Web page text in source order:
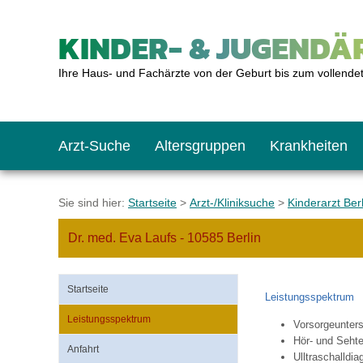
KINDER- &
Ihre Haus- und Fachärzte von der Geburt bis zum
Arzt-Suche Altersgruppen
Das erste Jahr
Schulkinder
Jugendliche
Krankheiten
Baby: U1 bis U6
Schulkind: U10 bis
Teenager: J1 bis
Impfkalender
Was muss man
Impfreaktionen
Notrufnummern
Hausapotheke
Sofortmaßnahmen
Notdienste
Gesundheitsämter
Link-Tipps
BMI-Rechner
Blutdruckrechner
Wachstum-
Sie sind hier: Startseite > Arzt-/Kliniksuche > Kinderarzt
Dr. med. Eva Laufs - 10585 Berlin
Startseite
Leistungsspektrum
Anfahrt
Leistungsspektrum
Hör- und